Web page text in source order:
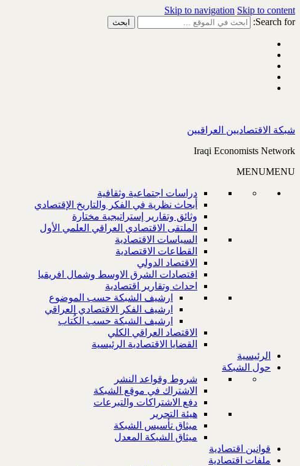
Skip to navigation Skip to content
Search for:
شبكة الاقتصاديين العراقيين
Iraqi Economists Network
MENUMENU
دراسات اجتماعية وثقافية
أبحاث نظرية في الفكر والتاريخ الإقتصادي
وثائق وتقارير إستراتيجية مختارة
الملتقى الاقتصادي العراقي العلمي الأول
السياسات الاقتصادية
القطاعات الاقتصادية
الاقتصاد الدولي
اقتصادات الشرق الاوسط وشمال افريقيا
احداث وتقارير اقتصادية
ارشيف الشبكة حسب الموضوع
ارشيف الفكر الاقتصادي العراقي
ارشيف الشبكة حسب الكُتاب
الاقتصاد العراقي الكلي
القضايا الاقتصادية الرئيسية
الرئيسية
حول الشبكة
شروط وقواعد النشر
الاشتراك في موقع الشبكة
دفع الاشتراكات والتبرعات
هيئة التحرير
ميثاق تأسيس الشبكة
ميثاق الشبكة المعدل
قوانين اقتصادية
ملفات اقتصادية